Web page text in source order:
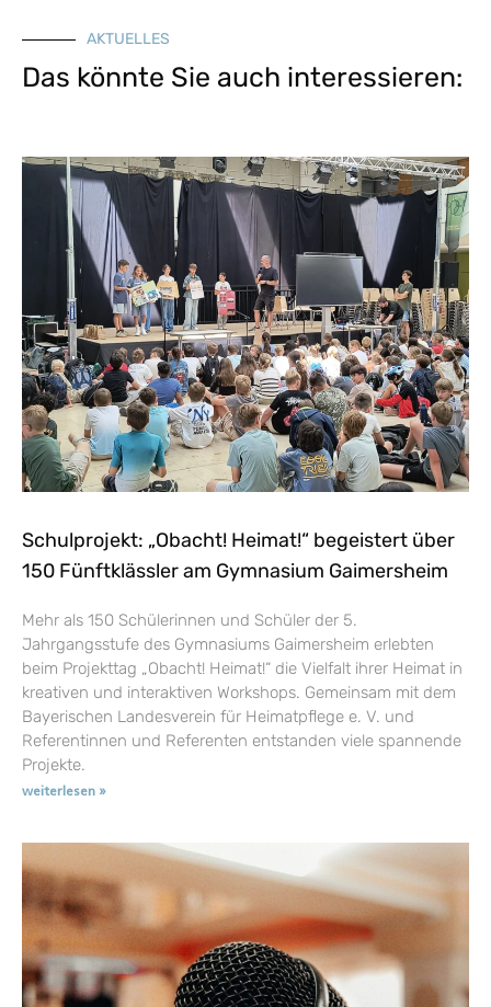
AKTUELLES
Das könnte Sie auch interessieren:
Schulprojekt: „Obacht! Heimat!“ begeistert über
150 Fünftklässler am Gymnasium Gaimersheim
Mehr als 150 Schülerinnen und Schüler der 5.
Jahrgangsstufe des Gymnasiums Gaimersheim erlebten
beim Projekttag „Obacht! Heimat!“ die Vielfalt ihrer Heimat in
kreativen und interaktiven Workshops. Gemeinsam mit dem
Bayerischen Landesverein für Heimatpflege e. V. und
Referentinnen und Referenten entstanden viele spannende
Projekte.
weiterlesen »